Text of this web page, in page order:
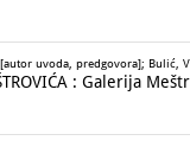
uvoda, predgovora]; Bulić,
: Galerija